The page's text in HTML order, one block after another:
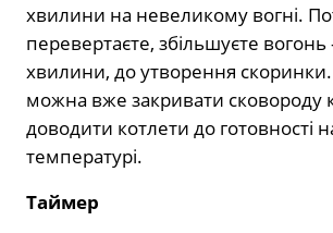
хвилини на невеликому вогні.
перевертаєте, збільшуєте
хвилини, до утворення скоринки.
можна вже закривати сковороду
доводити котлети до готовності
температурі.
Таймер